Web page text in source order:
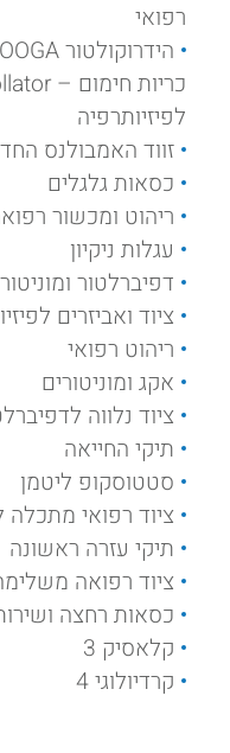
רפואי
לפיזיותרפיה
זווד האמבולנס
כסאות גלגלים
ריהוט ומכשור
עגלות ניקיון
דפיברלטור
ציוד ואביזרים
ריהוט רפואי
אקג ומוניטורים
ציוד נלווה
תיקי החייאה
סטטוסקופ ליטמן
ציוד רפואי
תיקי עזרה ראשונה
ציוד רפואה
כסאות רחצה
קלאסיק 3
קרדיולוגי 4